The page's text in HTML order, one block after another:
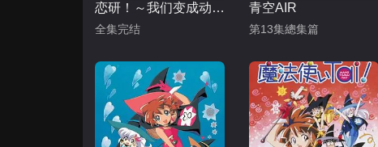
恋研！～我们变成动画啦！
全集完结
青空AIR
第13集總集篇